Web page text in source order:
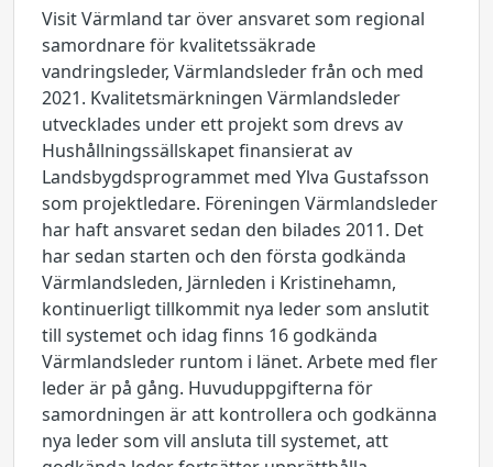
Visit Värmland tar över ansvaret som regional
samordnare för kvalitetssäkrade
vandringsleder, Värmlandsleder från och med
2021. Kvalitetsmärkningen Värmlandsleder
utvecklades under ett projekt som drevs av
Hushållningssällskapet finansierat av
Landsbygdsprogrammet med Ylva Gustafsson
som projektledare. Föreningen Värmlandsleder
har haft ansvaret sedan den bilades 2011. Det
har sedan starten och den första godkända
Värmlandsleden, Järnleden i Kristinehamn,
kontinuerligt tillkommit nya leder som anslutit
till systemet och idag finns 16 godkända
Värmlandsleder runtom i länet. Arbete med fler
leder är på gång. Huvuduppgifterna för
samordningen är att kontrollera och godkänna
nya leder som vill ansluta till systemet, att